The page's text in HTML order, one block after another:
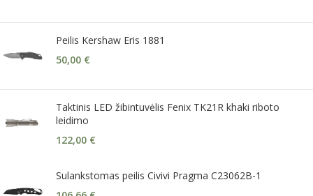
Peilis Kershaw Eris 1881
50,00 €
Taktinis LED žibintuvėlis Fenix TK21R khaki riboto
leidimo
122,00 €
Sulankstomas peilis Civivi Pragma C23062B-1